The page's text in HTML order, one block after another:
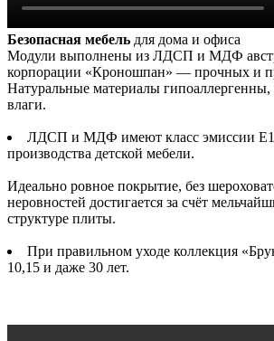
Безопасная мебель для дома и офиса
Модули выполнены из ЛДСП и МДФ
корпорации «Кроношпан» — прочных и
Натуральные материалы
влаги.
ЛДСП и МДФ имеют класс эмиссии
производства детской мебели.
Идеально ровное покрытие, без
неровностей достигается за счёт
структуре плиты.
При правильном уходе коллекция
10,15 и даже 30 лет.